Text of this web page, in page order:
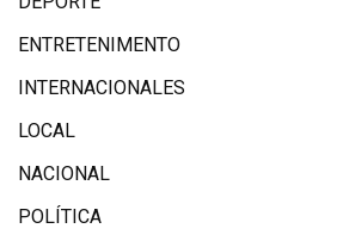
ENTRETENIMENTO
INTERNACIONALES
LOCAL
NACIONAL
POLÍTICA